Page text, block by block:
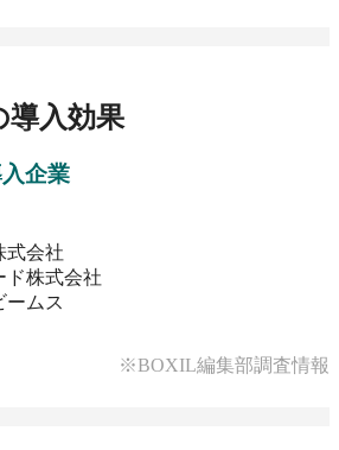
導入効果
企業
式会社
ド株式会社
ームス
※BOXIL編集部調査情報